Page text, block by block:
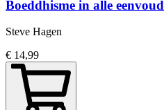
Boeddhisme in alle eenvoud
Steve Hagen
€ 14,99